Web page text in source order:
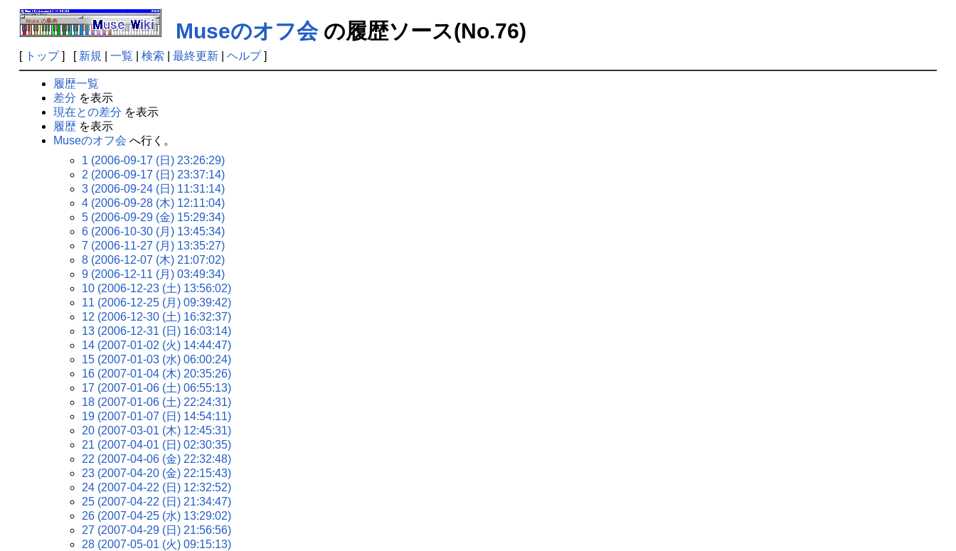
Museのオフ会の履歴ソース(No.76)
[ トップ] [ 新規 一覧 検索 最終更新| ヘルプ]
履歴一覧
差分 を表示
現在との差分 を表示
履歴を表示
Museのオフ会 へ行く。
1 (2006-09-17 (日) 23:26:29)
2 (2006-09-17 (日) 23:37:14)
3 (2006-09-24 (日) 11:31:14)
4 (2006-09-28 (木) 12:11:04)
5 (2006-09-29 (金) 15:29:34)
6 (2006-10-30 (月) 13:45:34)
7 (2006-11-27 (月) 13:35:27)
8 (2006-12-07 (木) 21:07:02)
9 (2006-12-11 (月) 03:49:34)
10 (2006-12-23 (土) 13:56:02)
11 (2006-12-25 (月) 09:39:42)
12 (2006-12-30 (土) 16:32:37)
13 (2006-12-31 (日) 16:03:14)
14 (2007-01-02 (火) 14:44:47)
15 (2007-01-03 (水) 06:00:24)
16 (2007-01-04 (木) 20:35:26)
17 (2007-01-06 (土) 06:55:13)
18 (2007-01-06 (土) 22:24:31)
19 (2007-01-07 (日) 14:54:11)
20 (2007-03-01 (木) 12:45:31)
21 (2007-04-01 (日) 02:30:35)
22 (2007-04-06 (金) 22:32:48)
23 (2007-04-20 (金) 22:15:43)
24 (2007-04-22 (日) 12:32:52)
25 (2007-04-22 (日) 21:34:47)
26 (2007-04-25 (水) 13:29:02)
27 (2007-04-29 (日) 21:56:56)
28 (2007-05-01 (火) 09:15:13)